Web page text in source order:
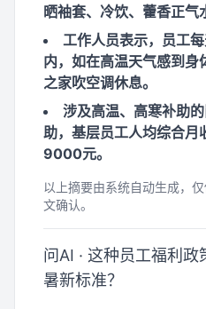
晒袖套、冷饮、藿香正气
工作人员表示，员工
内，如在高温天气感到身
之家吹空调休息。
涉及高温、高寒补助
助，基层员工人均综合
9000元。
以上摘要由系统自动生成，
文确认。
问AI · 这种员工福利
暑新标准？